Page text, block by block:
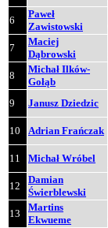
6
Paweł
Zawistowski
7
Maciej
Dąbrowski
8
Michał Ilków-
Gołąb
9
Janusz Dziedzic
10
Adrian Frańczak
11
Michał Wróbel
12
Damian
Świerblewski
13
Martins
Ekwueme